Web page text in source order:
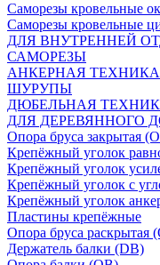
Саморезы кровельные
Саморезы кровельные
ДЛЯ ВНУТРЕННЕЙ
САМОРЕЗЫ
АНКЕРНАЯ ТЕХНИКА
ШУРУПЫ
ДЮБЕЛЬНАЯ
ДЛЯ ДЕРЕВЯННОГО
Опора бруса закрытая
Крепёжный уголок
Крепёжный уголок
Крепёжный уголок с
Крепёжный уголок
Пластины крепёжные
Опора бруса раскрытая
Держатель балки (DB)